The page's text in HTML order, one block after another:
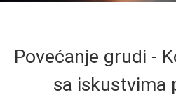
Povećanje grudi -
sa iskustvima